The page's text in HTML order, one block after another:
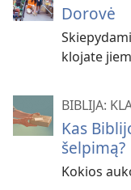
Dorovė
klojate
BIBLIJA:
Kas
šelpimą?
Kokios